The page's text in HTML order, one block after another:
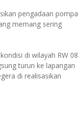
pengadaan pompa
memang sering
di wilayah RW 08
turun ke lapangan
di realisasikan